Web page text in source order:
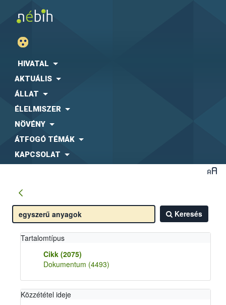
HIVATAL
AKTUÁLIS
ÁLLAT
ÉLELMISZER
NÖVÉNY
ÁTFOGÓ TÉMÁK
KAPCSOLAT
Keresés
Tartalomtípus
Cikk (2075)
Dokumentum (4493)
Közzététel ideje